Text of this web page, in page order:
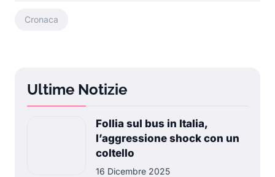
Cronaca
Ultime Notizie
Follia sul bus in Italia,
l’aggressione shock con un
coltello
16 Dicembre 2025